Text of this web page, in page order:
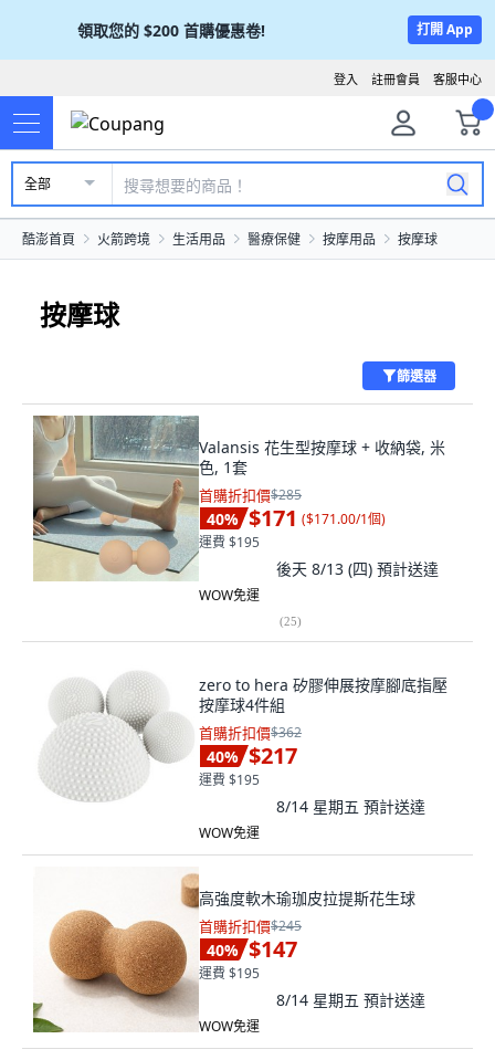
領取您的 $200 首購優惠卷! 打開 App
客服中心
註冊會員
登入
全部
酷澎首頁 火箭跨境 生活用品 醫療保健 按摩用品 按摩球
按摩球
篩選器
Valansis 花生型按摩球 + 收納袋, 米
色, 1套
首購折扣價$285
40% $171 ($171.00/1個)
運費 $195
後天 8/13 (四) 預計送達
WOW免運
(25)
zero to hera 矽膠伸展按摩腳底指壓
按摩球4件組
首購折扣價$362
40% $217
運費 $195
8/14 星期五 預計送達
WOW免運
高強度軟木瑜珈皮拉提斯花生球
首購折扣價$245
40% $147
運費 $195
8/14 星期五 預計送達
WOW免運